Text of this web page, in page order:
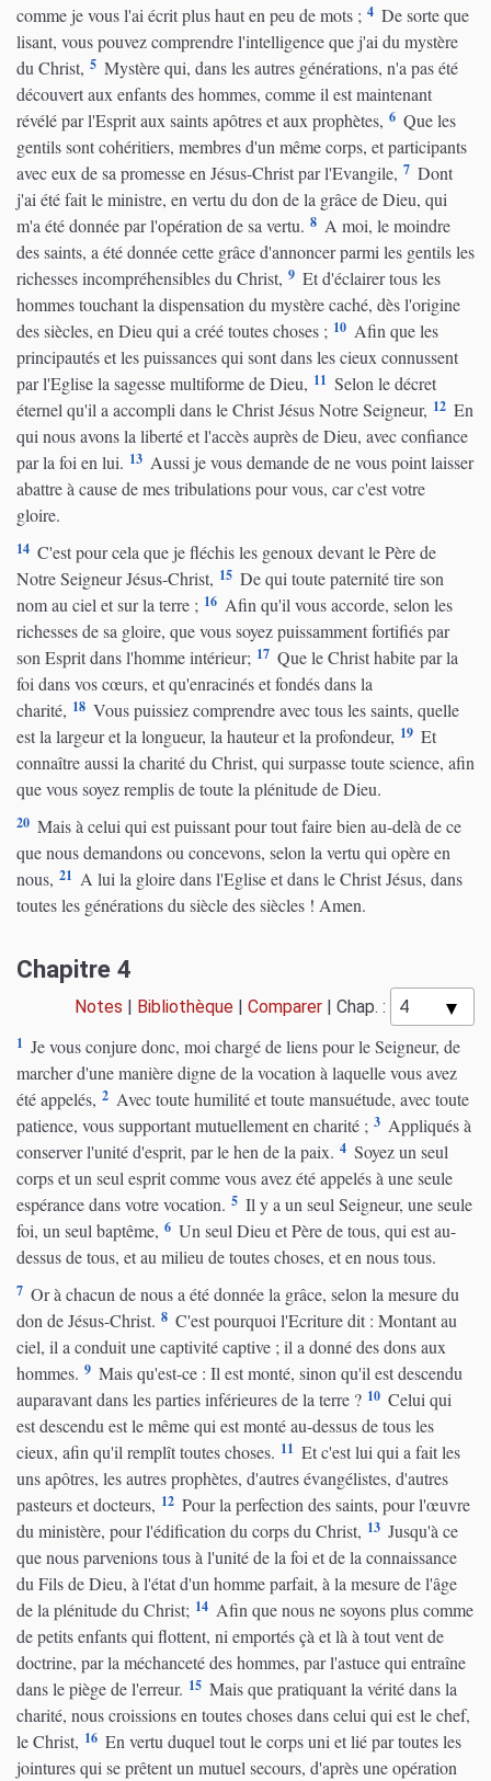
comme je vous l'ai écrit plus haut en peu de mots ; 4 De sorte que
lisant, vous pouvez comprendre l'intelligence que j'ai du mystère
du Christ, 5 Mystère qui, dans les autres générations, n'a pas été
découvert aux enfants des hommes, comme il est maintenant
révélé par l'Esprit aux saints apôtres et aux prophètes, 6 Que les
gentils sont cohéritiers, membres d'un même corps, et participants
avec eux de sa promesse en Jésus-Christ par l'Evangile, 7 Dont
j'ai été fait le ministre, en vertu du don de la grâce de Dieu, qui
m'a été donnée par l'opération de sa vertu. 8 A moi, le moindre
des saints, a été donnée cette grâce d'annoncer parmi les gentils les
richesses incompréhensibles du Christ, 9 Et d'éclairer tous les
hommes touchant la dispensation du mystère caché, dès l'origine
des siècles, en Dieu qui a créé toutes choses ; 10 Afin que les
principautés et les puissances qui sont dans les cieux connussent
par l'Eglise la sagesse multiforme de Dieu, 11 Selon le décret
éternel qu'il a accompli dans le Christ Jésus Notre Seigneur, 12 En
qui nous avons la liberté et l'accès auprès de Dieu, avec confiance
par la foi en lui. 13 Aussi je vous demande de ne vous point laisser
abattre à cause de mes tribulations pour vous, car c'est votre
gloire.
14 C'est pour cela que je fléchis les genoux devant le Père de
Notre Seigneur Jésus-Christ, 15 De qui toute paternité tire son
nom au ciel et sur la terre ; 16 Afin qu'il vous accorde, selon les
richesses de sa gloire, que vous soyez puissamment fortifiés par
son Esprit dans l'homme intérieur; 17 Que le Christ habite par la
foi dans vos cœurs, et qu'enracinés et fondés dans la
charité, 18 Vous puissiez comprendre avec tous les saints, quelle
est la largeur et la longueur, la hauteur et la profondeur, 19 Et
connaître aussi la charité du Christ, qui surpasse toute science, afin
que vous soyez remplis de toute la plénitude de Dieu.
20 Mais à celui qui est puissant pour tout faire bien au-delà de ce
que nous demandons ou concevons, selon la vertu qui opère en
nous, 21 A lui la gloire dans l'Eglise et dans le Christ Jésus, dans
toutes les générations du siècle des siècles ! Amen.
Chapitre 4
Notes | Bibliothèque | Comparer | Chap. :
1 Je vous conjure donc, moi chargé de liens pour le Seigneur, de
marcher d'une manière digne de la vocation à laquelle vous avez
été appelés, 2 Avec toute humilité et toute mansuétude, avec toute
patience, vous supportant mutuellement en charité ; 3 Appliqués à
conserver l'unité d'esprit, par le hen de la paix. 4 Soyez un seul
corps et un seul esprit comme vous avez été appelés à une seule
espérance dans votre vocation. 5 Il y a un seul Seigneur, une seule
foi, un seul baptême, 6 Un seul Dieu et Père de tous, qui est au-
dessus de tous, et au milieu de toutes choses, et en nous tous.
7 Or à chacun de nous a été donnée la grâce, selon la mesure du
don de Jésus-Christ. 8 C'est pourquoi l'Ecriture dit : Montant au
ciel, il a conduit une captivité captive ; il a donné des dons aux
hommes. 9 Mais qu'est-ce : Il est monté, sinon qu'il est descendu
auparavant dans les parties inférieures de la terre ? 10 Celui qui
est descendu est le même qui est monté au-dessus de tous les
cieux, afin qu'il remplît toutes choses. 11 Et c'est lui qui a fait les
uns apôtres, les autres prophètes, d'autres évangélistes, d'autres
pasteurs et docteurs, 12 Pour la perfection des saints, pour l'œuvre
du ministère, pour l'édification du corps du Christ, 13 Jusqu'à ce
que nous parvenions tous à l'unité de la foi et de la connaissance
du Fils de Dieu, à l'état d'un homme parfait, à la mesure de l'âge
de la plénitude du Christ; 14 Afin que nous ne soyons plus comme
de petits enfants qui flottent, ni emportés çà et là à tout vent de
doctrine, par la méchanceté des hommes, par l'astuce qui entraîne
dans le piège de l'erreur. 15 Mais que pratiquant la vérité dans la
charité, nous croissions en toutes choses dans celui qui est le chef,
le Christ, 16 En vertu duquel tout le corps uni et lié par toutes les
jointures qui se prêtent un mutuel secours, d'après une opération